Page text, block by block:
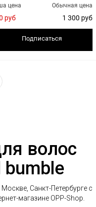
Обычная цена
1 300 руб
цена
910 руб
Подписаться
волос
bumble
Санкт-Петербурге с
магазине OPP-Shop.